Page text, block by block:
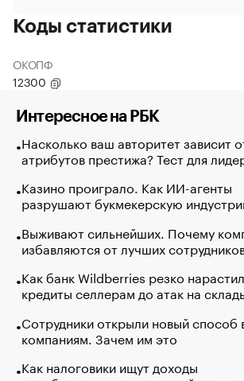
Коды статистики
ОКОПФ
12300
Интересное на РБК
Насколько ваш авторитет зависит
атрибутов престижа? Тест для
Казино проиграло. Как ИИ-агенты
разрушают букмекерскую
Выживают сильнейших. Почему
избавляются от лучших
Как банк Wildberries резко нарастил
кредиты селлерам до атак на
Сотрудники открыли новый способ
компаниям. Зачем им это
Как налоговики ищут доходы